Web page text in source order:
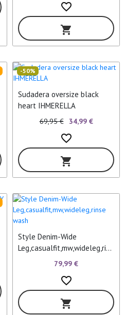
favorite_border
shopping_cart
Sudadera oversize black
heart IHMERELLA
-50%
69,95 € 34,99 €
favorite_border
shopping_cart
Style Denim-Wide
Leg,casualfit,mw,wideleg,rins
79,99 €
favorite_border
shopping_cart